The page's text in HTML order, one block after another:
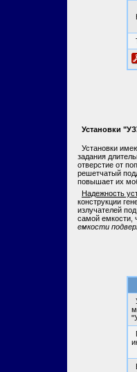
Установки
Установки
задания
отверстие от
решетчатый
повышает их
Надежность
конструкции
излучателей
самой емкости,
емкости